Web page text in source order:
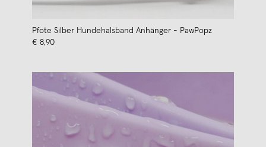
Pfote Silber Hundehalsband Anhänger - PawPopz
€ 8,90